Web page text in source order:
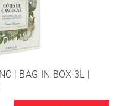
| BAG IN BOX 3L |